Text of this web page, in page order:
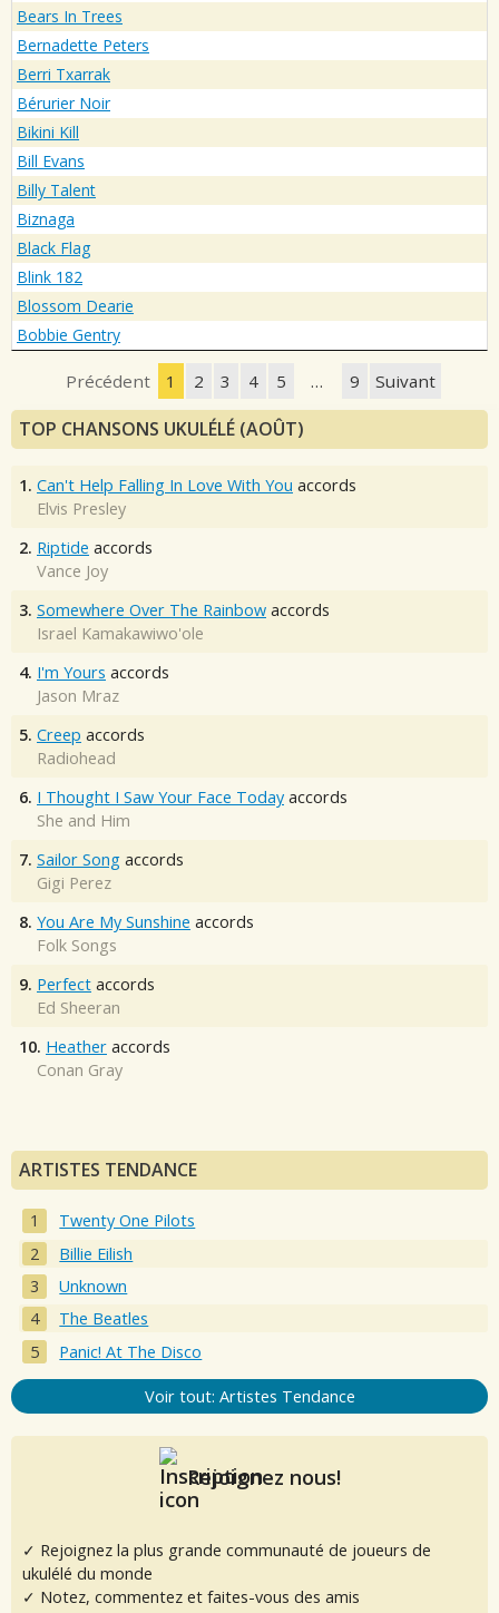
Bears In Trees
Bernadette Peters
Berri Txarrak
Bérurier Noir
Bikini Kill
Bill Evans
Billy Talent
Biznaga
Black Flag
Blink 182
Blossom Dearie
Bobbie Gentry
Précédent 1 2 3 4 5 … 9 Suivant
TOP CHANSONS UKULÉLÉ (AOÛT)
1. Can't Help Falling In Love With You accords
Elvis Presley
2. Riptide accords
Vance Joy
3. Somewhere Over The Rainbow accords
Israel Kamakawiwo'ole
4. I'm Yours accords
Jason Mraz
5. Creep accords
Radiohead
6. I Thought I Saw Your Face Today accords
She and Him
7. Sailor Song accords
Gigi Perez
8. You Are My Sunshine accords
Folk Songs
9. Perfect accords
Ed Sheeran
10. Heather accords
Conan Gray
ARTISTES TENDANCE
Twenty One Pilots
Billie Eilish
Unknown
The Beatles
Panic! At The Disco
Voir tout: Artistes Tendance
Rejoignez nous!
✓ Rejoignez la plus grande communauté de joueurs de
ukulélé du monde
✓ Notez, commentez et faites-vous des amis